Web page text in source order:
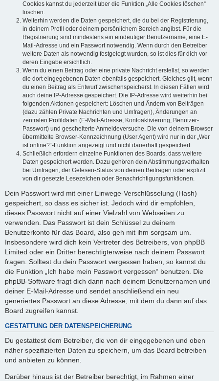
Cookies kannst du jederzeit über die Funktion „Alle Cookies löschen“
löschen.
Weiterhin werden die Daten gespeichert, die du bei der Registrierung,
in deinem Profil oder deinem persönlichem Bereich angibst. Für die
Registrierung sind mindestens ein eindeutiger Benutzername, eine E-
Mail-Adresse und ein Passwort notwendig. Wenn durch den Betreiber
weitere Daten als notwendig festgelegt wurden, so ist dies für dich vor
deren Eingabe ersichtlich.
Wenn du einen Beitrag oder eine private Nachricht erstellst, so werden
die dort eingegebenen Daten ebenfalls gespeichert. Gleiches gilt, wenn
du einen Beitrag als Entwurf zwischenspeicherst. In diesen Fällen wird
auch deine IP-Adresse gespeichert. Die IP-Adresse wird weiterhin bei
folgenden Aktionen gespeichert: Löschen und Ändern von Beiträgen
(dazu zählen Private Nachrichten und Umfragen), Änderungen an
zentralen Profildaten (E-Mail-Adresse, Kontoaktivierung, Benutzer-
Passwort) und gescheiterte Anmeldeversuche. Die von deinem Browser
übermittelte Browser-Kennzeichnung (User Agent) wird nur in der „Wer
ist online?“-Funktion angezeigt und nicht dauerhaft gespeichert.
Schließlich erfordern einzelne Funktionen des Boards, dass weitere
Daten gespeichert werden. Dazu gehören dein Abstimmungsverhalten
bei Umfragen, der Gelesen-Status von deinen Beiträgen oder explizit
von dir gesetzte Lesezeichen oder Benachrichtigungsfunktionen.
Dein Passwort wird mit einer Einwege-Verschlüsselung (Hash)
gespeichert, so dass es sicher ist. Jedoch wird dir empfohlen,
dieses Passwort nicht auf einer Vielzahl von Webseiten zu
verwenden. Das Passwort ist dein Schlüssel zu deinem
Benutzerkonto für das Board, also geh mit ihm sorgsam um.
Insbesondere wird dich kein Vertreter des Betreibers, von phpBB
Limited oder ein Dritter berechtigterweise nach deinem Passwort
fragen. Solltest du dein Passwort vergessen haben, so kannst du
die Funktion „Ich habe mein Passwort vergessen“ benutzen. Die
phpBB-Software fragt dich dann nach deinem Benutzernamen und
deiner E-Mail-Adresse und sendet anschließend ein neu
generiertes Passwort an diese Adresse, mit dem du dann auf das
Board zugreifen kannst.
GESTATTUNG DER DATENSPEICHERUNG
Du gestattest dem Betreiber, die von dir eingegebenen und oben
näher spezifizierten Daten zu speichern, um das Board betreiben
und anbieten zu können.
Darüber hinaus ist der Betreiber berechtigt, im Rahmen einer